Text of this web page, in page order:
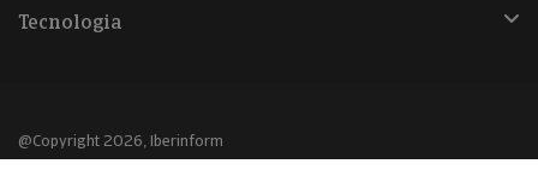
Tecnologia
@Copyright 2026, Iberinform